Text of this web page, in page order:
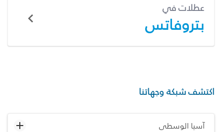
عطلات في
بتروفاتس
اكتشف شبكة وجهاتنا
آسيا الوسطى